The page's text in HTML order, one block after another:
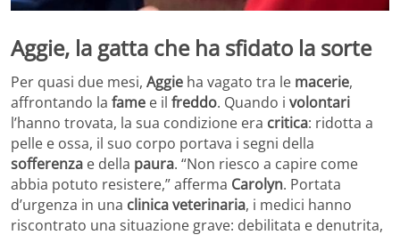
Aggie, la gatta che ha sfidato la sorte
Per quasi due mesi, Aggie ha vagato tra le macerie,
affrontando la fame e il freddo. Quando i volontari
l’hanno trovata, la sua condizione era critica: ridotta a
pelle e ossa, il suo corpo portava i segni della
sofferenza e della paura. “Non riesco a capire come
abbia potuto resistere,” afferma Carolyn. Portata
d’urgenza in una clinica veterinaria, i medici hanno
riscontrato una situazione grave: debilitata e denutrita,